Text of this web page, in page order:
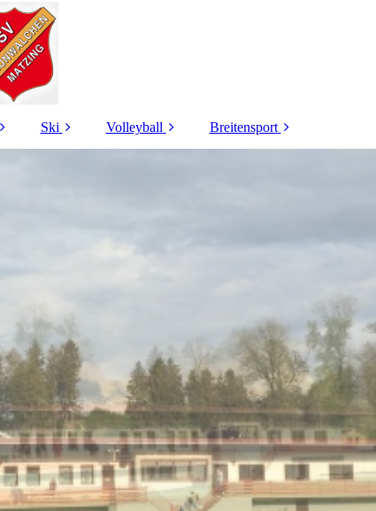
ng
Events
Galerie
Ski Volleyball Breitensport
Leichtathletik
Nordic Walking
Tischtennis